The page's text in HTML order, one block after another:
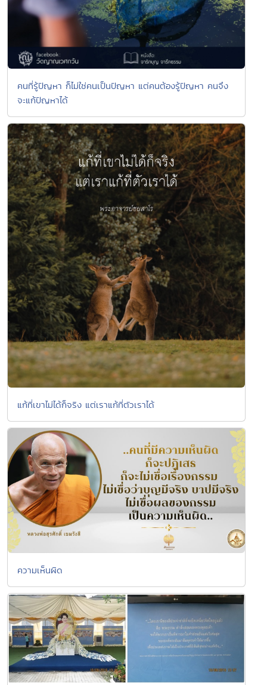
คนที่รู้ปัญหา ก็ไม่ใช่คนเป็นปัญหา แต่คนต้องรู้ปัญหา คนจึง
จะแก้ปัญหาได้
แก้ที่เขาไม่ได้ก็จริง แต่เราแก้ที่ตัวเราได้
ความเห็นผิด